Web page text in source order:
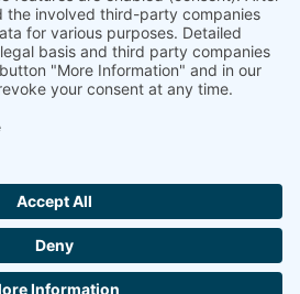
린
데이터 보
호
문의하
기
GTC
Hallo ich bin LINAI! Wie kann ich dir